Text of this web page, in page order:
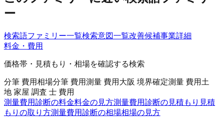
ー
検索語ファミリー一覧検索意図一覧改善候補事業詳細
料金・費用
価格帯・見積もり・相場を確認する検索
分筆 費用相場分筆 費用測量 費用 大阪 境界確定測量 費用 土
地 家屋 調査 士 費用
測量費用診断の料金料金の見方測量費用診断の見積もり 見積
もりの取り方測量費用診断の相場相場の見方